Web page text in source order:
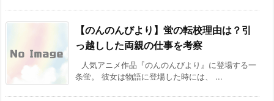
【のんのんびより】蛍の転校理由は？引
っ越しした両親の仕事を考察
人気アニメ作品『のんのんびより』に登場する一
条蛍。 彼女は物語に登場した時には、 ...